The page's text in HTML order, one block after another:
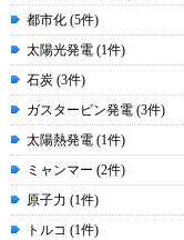
都市化 (5件)
太陽光発電 (1件)
石炭 (3件)
ガスタービン発電 (3件)
太陽熱発電 (1件)
ミャンマー (2件)
原子力 (1件)
トルコ (1件)